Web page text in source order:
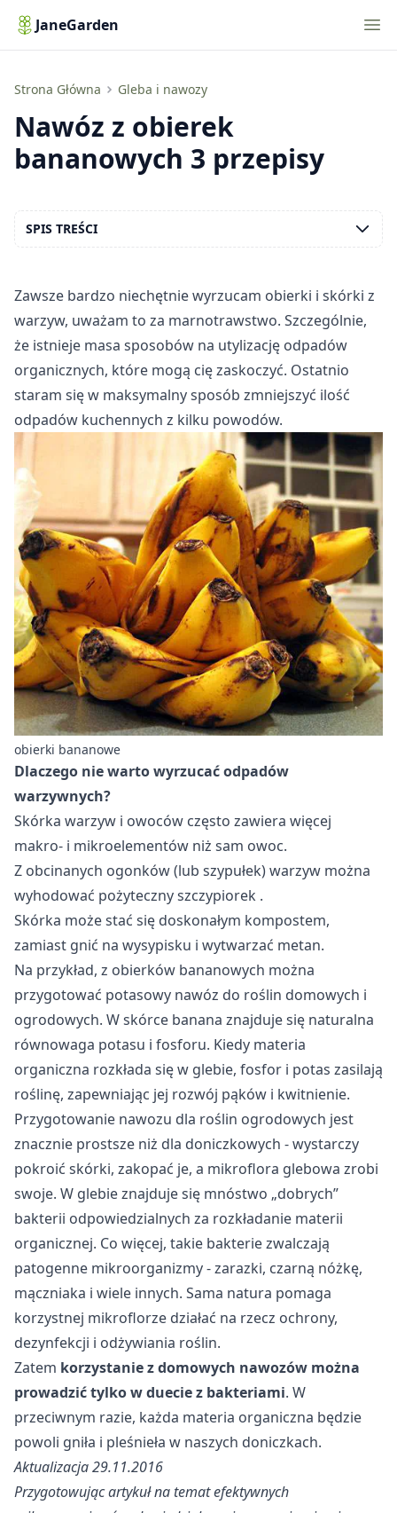
JaneGarden
Strona Główna Gleba i nawozy
Nawóz z obierek bananowych 3 przepisy
Nawóz z obierek
bananowych 3 przepisy
Zawsze bardzo niechętnie wyrzucam obierki i skórki z
warzyw, uważam to za marnotrawstwo. Szczególnie,
że istnieje masa sposobów na utylizację odpadów
organicznych, które mogą cię zaskoczyć. Ostatnio
staram się w maksymalny sposób zmniejszyć ilość
odpadów kuchennych z kilku powodów.
obierki bananowe
Dlaczego nie warto wyrzucać odpadów
warzywnych?
Skórka warzyw i owoców często zawiera więcej
makro- i mikroelementów niż sam owoc.
Z obcinanych ogonków (lub szypułek) warzyw można
wyhodować pożyteczny szczypiorek .
Skórka może stać się doskonałym kompostem,
zamiast gnić na wysypisku i wytwarzać metan.
Na przykład, z obierków bananowych można
przygotować potasowy nawóz do roślin domowych i
ogrodowych. W skórce banana znajduje się naturalna
równowaga potasu i fosforu. Kiedy materia
organiczna rozkłada się w glebie, fosfor i potas zasilają
roślinę, zapewniając jej rozwój pąków i kwitnienie.
Przygotowanie nawozu dla roślin ogrodowych jest
znacznie prostsze niż dla doniczkowych - wystarczy
pokroić skórki, zakopać je, a mikroflora glebowa zrobi
swoje. W glebie znajduje się mnóstwo „dobrych”
bakterii odpowiedzialnych za rozkładanie materii
organicznej. Co więcej, takie bakterie zwalczają
patogenne mikroorganizmy - zarazki, czarną nóżkę,
mączniaka i wiele innych. Sama natura pomaga
korzystnej mikroflorze działać na rzecz ochrony,
dezynfekcji i odżywiania roślin.
Zatem korzystanie z domowych nawozów można
prowadzić tylko w duecie z bakteriami. W
przeciwnym razie, każda materia organiczna będzie
powoli gniła i pleśnieła w naszych doniczkach.
Aktualizacja 29.11.2016
Przygotowując artykuł na temat efektywnych
SPIS TREŚCI